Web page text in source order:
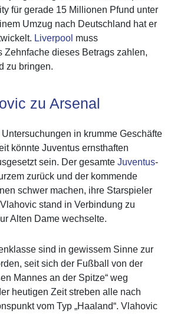
für gerade 15 Millionen Pfund unter
Umzug nach Deutschland hat er
Liverpool muss
Zehnfache dieses Betrags zahlen,
zu bringen.
zu Arsenal
in krumme Geschäfte
könnte Juventus ernsthaften
sein. Der gesamte Juventus-
zurück und der kommende
schwer machen, ihre Starspieler
stand in Verbindung zu
Alten Dame wechselte.
sind in gewissem Sinne zur
seit sich der Fußball von der
Mannes an der Spitze“ weg
heutigen Zeit streben alle nach
vom Typ „Haaland“. Vlahovic